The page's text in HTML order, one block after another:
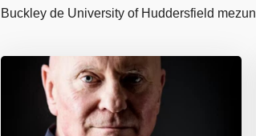
Buckley de University of Huddersfield